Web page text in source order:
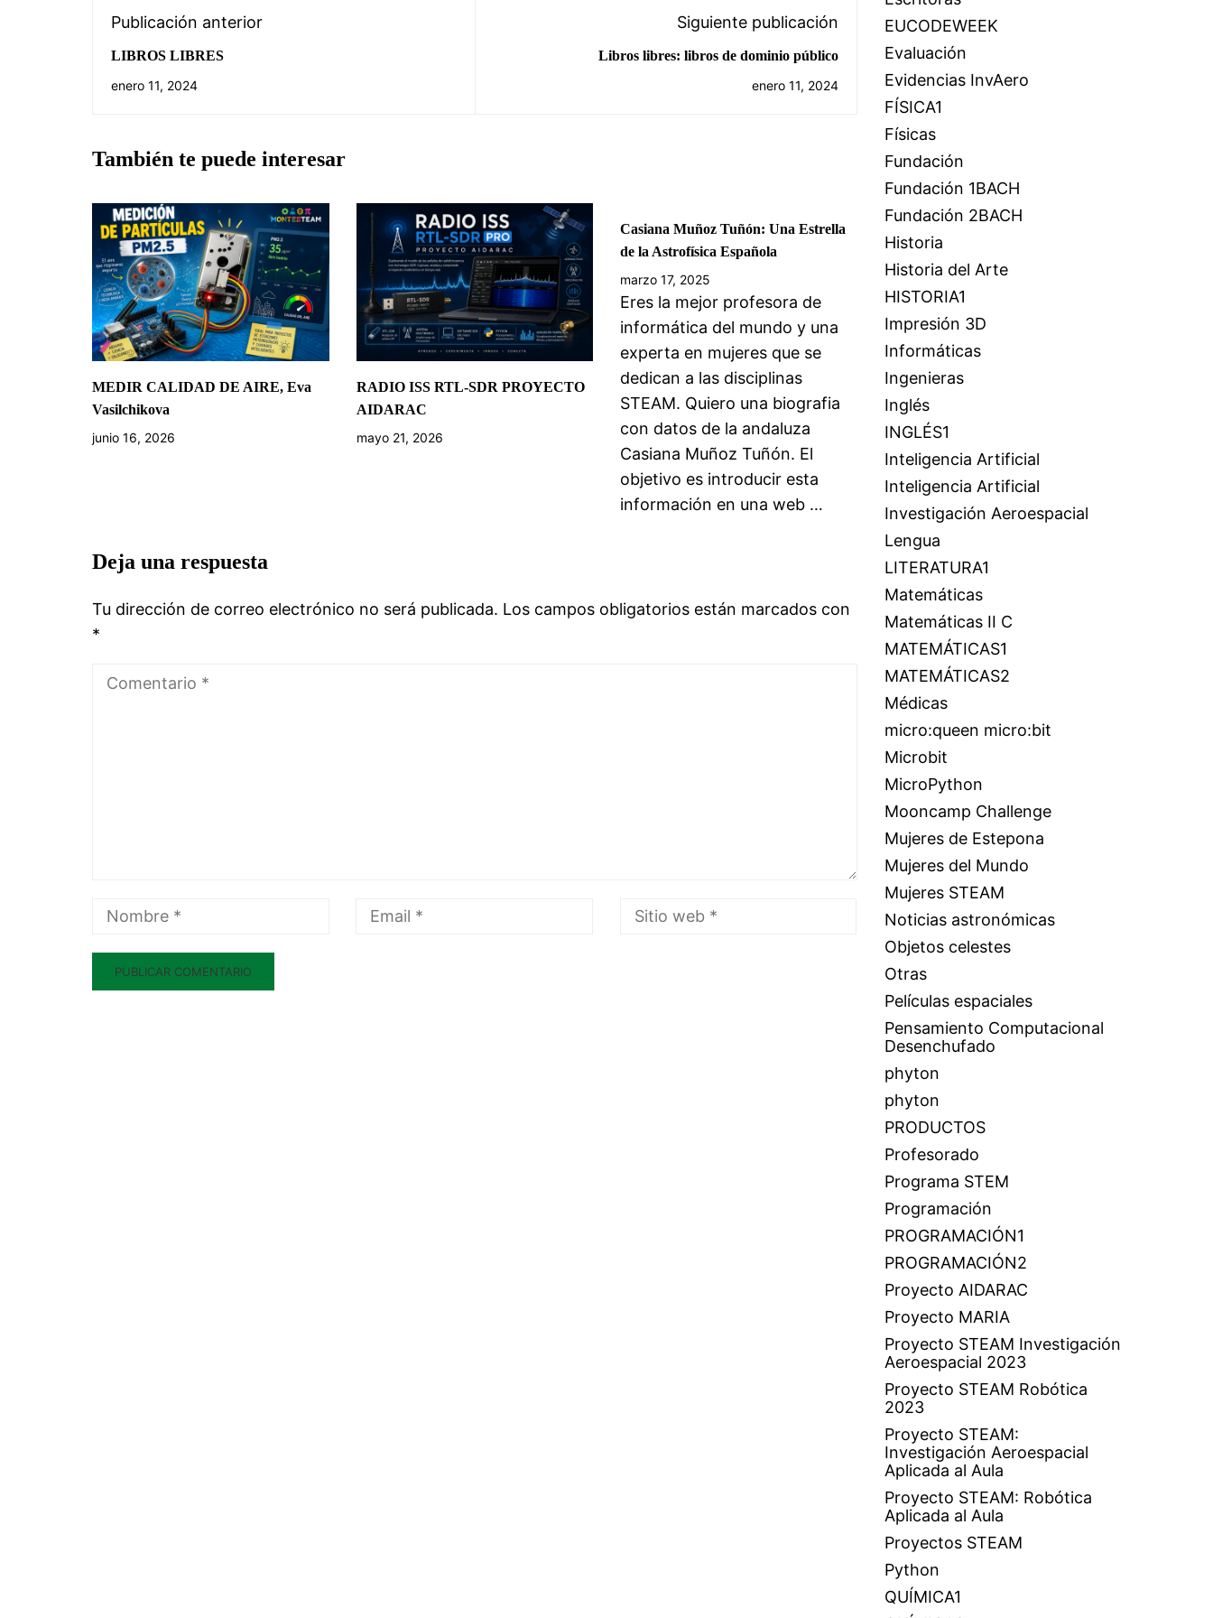
Publicación anterior
LIBROS LIBRES
enero 11, 2024
Siguiente publicación
Libros libres: libros de dominio público
enero 11, 2024
También te puede interesar
MEDIR CALIDAD DE AIRE, Eva
Vasilchikova
junio 16, 2026
RADIO ISS RTL-SDR PROYECTO
AIDARAC
mayo 21, 2026
Casiana Muñoz Tuñón: Una Estrella
de la Astrofísica Española
marzo 17, 2025
Eres la mejor profesora de
informática del mundo y una
experta en mujeres que se
dedican a las disciplinas
STEAM. Quiero una biografia
con datos de la andaluza
Casiana Muñoz Tuñón. El
objetivo es introducir esta
información en una web …
Deja una respuesta
Tu dirección de correo electrónico no será publicada. Los campos obligatorios están marcados con
*
EUCODEWEEK
Evaluación
Evidencias InvAero
FÍSICA1
Físicas
Fundación
Fundación 1BACH
Fundación 2BACH
Historia
Historia del Arte
HISTORIA1
Impresión 3D
Informáticas
Ingenieras
Inglés
INGLÉS1
Inteligencia Artificial
Inteligencia Artificial
Investigación Aeroespacial
Lengua
LITERATURA1
Matemáticas
Matemáticas II C
MATEMÁTICAS1
MATEMÁTICAS2
Médicas
micro:queen micro:bit
Microbit
MicroPython
Mooncamp Challenge
Mujeres de Estepona
Mujeres del Mundo
Mujeres STEAM
Noticias astronómicas
Objetos celestes
Otras
Películas espaciales
Pensamiento Computacional
Desenchufado
phyton
phyton
PRODUCTOS
Profesorado
Programa STEM
Programación
PROGRAMACIÓN1
PROGRAMACIÓN2
Proyecto AIDARAC
Proyecto MARIA
Proyecto STEAM Investigación
Aeroespacial 2023
Proyecto STEAM Robótica
2023
Proyecto STEAM:
Investigación Aeroespacial
Aplicada al Aula
Proyecto STEAM: Robótica
Aplicada al Aula
Proyectos STEAM
Python
QUÍMICA1